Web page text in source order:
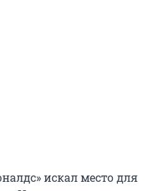
искал место для